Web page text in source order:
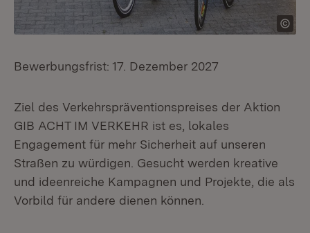
Bewerbungsfrist: 17. Dezember 2027
Ziel des Verkehrspräventionspreises der Aktion
GIB ACHT IM VERKEHR ist es, lokales
Engagement für mehr Sicherheit auf unseren
Straßen zu würdigen. Gesucht werden kreative
und ideenreiche Kampagnen und Projekte, die als
Vorbild für andere dienen können.